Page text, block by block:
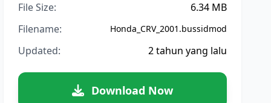
File Size:
6.34 MB
Filename:
Honda_CRV_2001.bussidmod
Updated: 2 tahun yang lalu
Download Now